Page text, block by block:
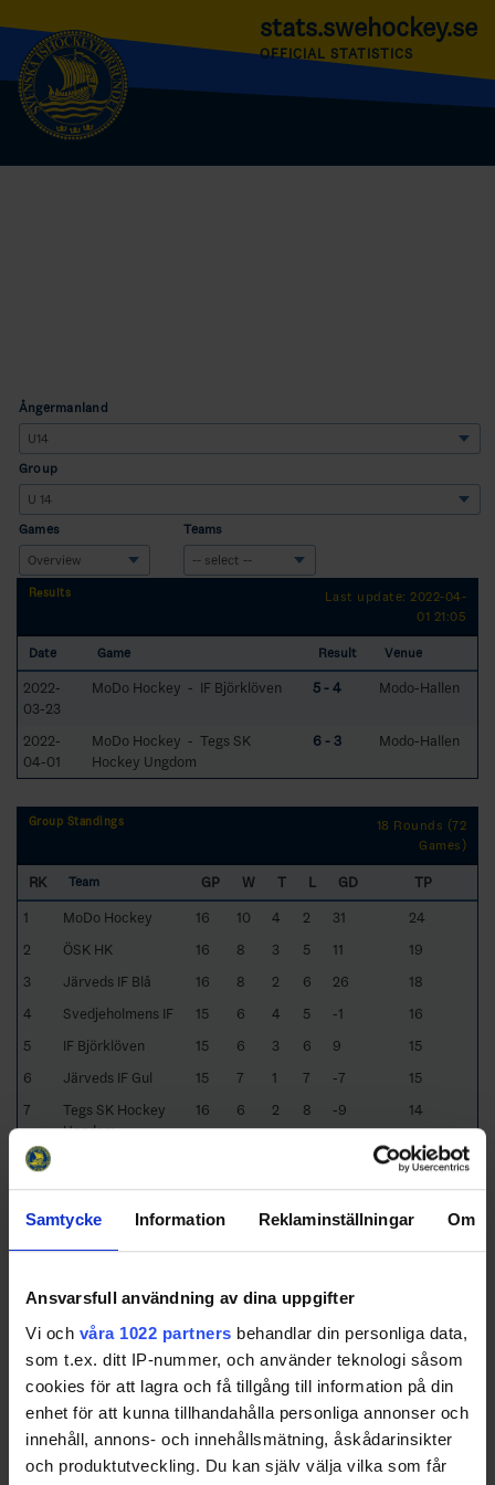
Samtycke Information Reklaminställningar Om
Ansvarsfull användning av dina uppgifter
Vi och våra 1022 partners behandlar din personliga data,
som t.ex. ditt IP-nummer, och använder teknologi såsom
cookies för att lagra och få tillgång till information på din
enhet för att kunna tillhandahålla personliga annonser och
innehåll, annons- och innehållsmätning, åskådarinsikter
och produktutveckling. Du kan själv välja vilka som får
stats.swehockey.se
OFFICIAL STATISTICS
Ångermanland
Group
Games Teams
Results
Last update: 2022-04-
01 21:05
Date Game Result Venue
2022-
03-23
MoDo Hockey - IF Björklöven 5 - 4 Modo-Hallen
2022-
04-01
MoDo Hockey - Tegs SK
Hockey Ungdom
6 - 3 Modo-Hallen
Group Standings
18 Rounds (72
Games)
RK Team GP W T L GD
TP
1
MoDo Hockey 16 10 4 2 31
24
2
ÖSK HK 16 8 3 5 11
19
3
Järveds IF Blå 16 8 2 6 26
18
4
Svedjeholmens IF 15 6 4 5 -1
16
5
IF Björklöven 15 6 3 6 9
15
6
Järveds IF Gul 15 7 1 7 -7
15
7
Tegs SK Hockey
Ungdom
16 6 2 8 -9 14
8
13
9
Kramfors-
Alliansen/Sollefteå
14 1 0 13 -71 2
Schedule
Date Game Venue
2022-03-
26 15:45
Sollefteå HK - Järveds IF Gul Niphallen
2022-03-
27 15:45
Sollefteå HK - Svedjeholmens IF Niphallen
2022-03-
Sollefteå HK - Kramfors-
Niphallen